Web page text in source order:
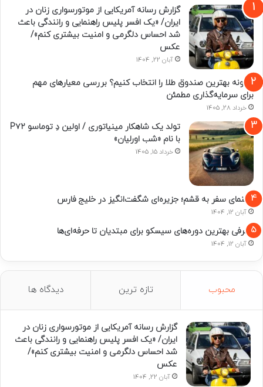
گزارش رسانه آمریکایی از موتورسواری زنان در
ایران/ «یک افسر پلیس راهنمایی و رانندگی باعث
شد احساس دلگرمی و امنیت بیشتری کنم»/
عکس
آبان 22, 1404
چگونه بهترین صندوق طلا را انتخاب کنیم؟ بررسی معیارهای مهم
برای سرمایه‌گذاری مطمئن
خرداد 28, 1405
تولد یک شاهکار مینیاتوری / اولین دِ توماسو P۷۲
با نام «شب اورلیان»
خرداد 15, 1405
راهنمای سفر به قشم؛ جزیره‌ای شگفت‌انگیز در خلیج فارس
آبان 12, 1404
معرفی بهترین دوره‌های سیسکو برای مبتدیان تا حرفه‌ای‌ها
آبان 12, 1404
محبوب تازه ترین دیدگاه ها
گزارش رسانه آمریکایی از موتورسواری زنان در
ایران/ «یک افسر پلیس راهنمایی و رانندگی باعث
شد احساس دلگرمی و امنیت بیشتری کنم»/
عکس
آبان 22, 1404